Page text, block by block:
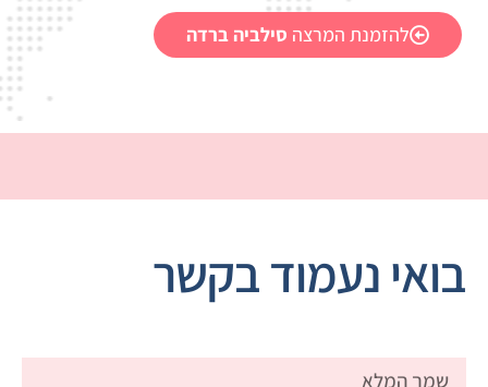
להזמנת המרצה סילביה ברדה
בואי נעמוד בקשר